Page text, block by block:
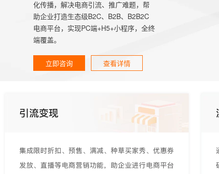
化传播，解决电商引流、推广难题，帮
助企业打造生态级B2C、B2B、B2B2C
电商平台，实现PC端+H5+小程序，全终
端覆盖。
立即咨询 查看详情